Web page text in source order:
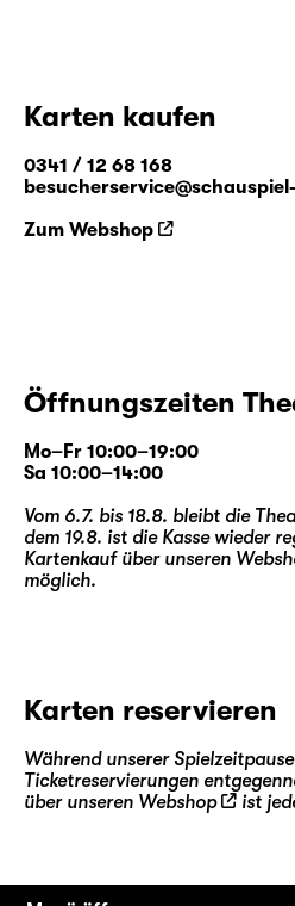
Karten kaufen
0341 / 12 68 168
Zum Webshop
Öffnungszeiten
Mo–Fr 10:00–19:00
Sa 10:00–14:00
Vom 6.7. bis 18.8. bleibt die
dem 19.8. ist die Kasse wieder
Kartenkauf über unseren
möglich.
Karten reservieren
Während unserer
Ticketreservierungen
über unseren Webshop ist